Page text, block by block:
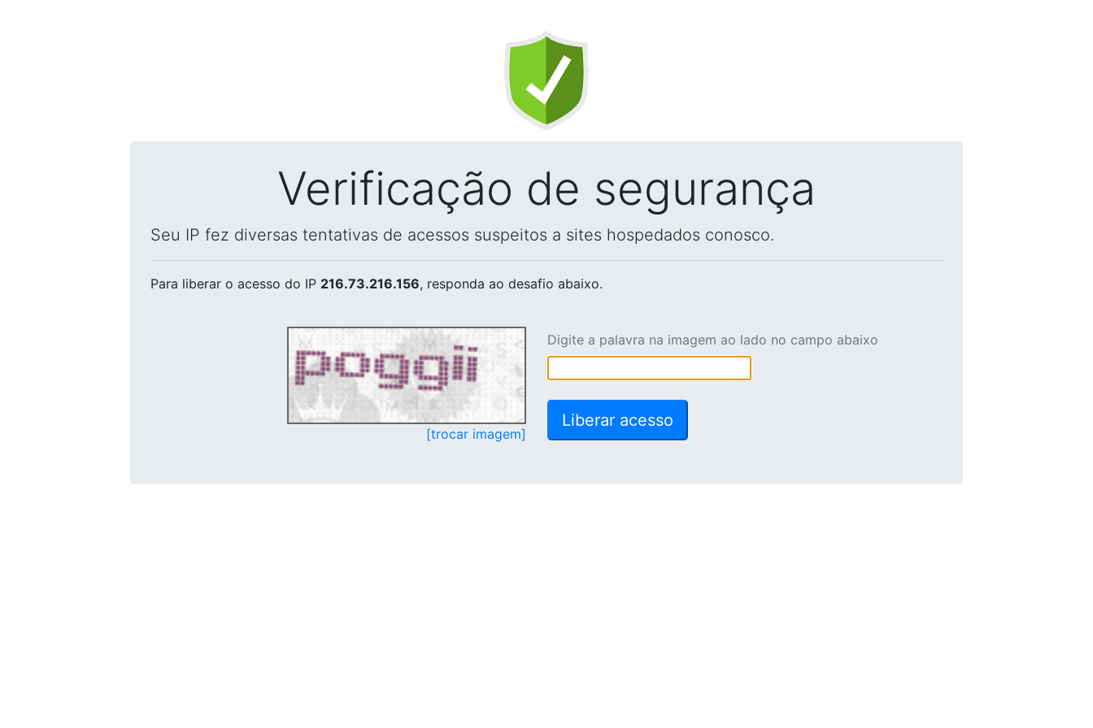
Verificação de segurança
Seu IP fez diversas tentativas de acessos suspeitos a sites hospedados conosco.
Para liberar o acesso do IP 216.73.216.156, responda ao desafio abaixo.
[trocar imagem]
Digite a palavra na imagem ao lado no campo abaixo